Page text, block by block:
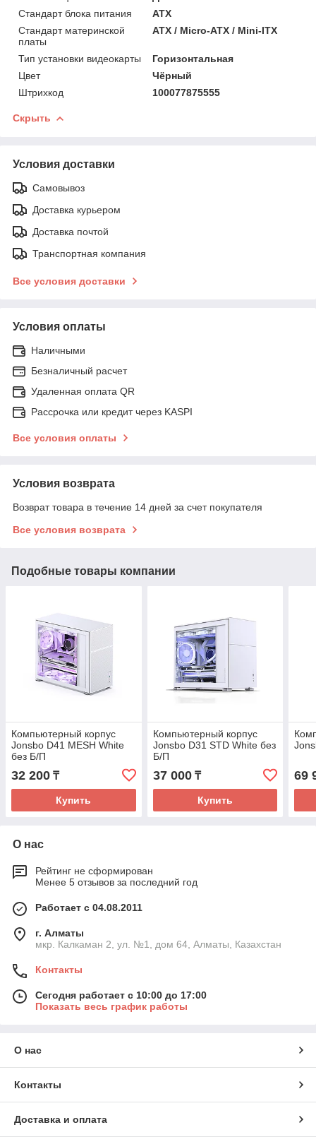
Стандарт блока питания
ATX
Стандарт материнской
платы
ATX / Micro-ATX / Mini-ITX
Тип установки видеокарты
Горизонтальная
Цвет
Чёрный
Штрихкод
100077875555
Скрыть
Условия доставки
Самовывоз
Доставка курьером
Доставка почтой
Транспортная компания
Все условия доставки
Условия оплаты
Наличными
Безналичный расчет
Удаленная оплата QR
Рассрочка или кредит через KASPI
Все условия оплаты
Условия возврата
Возврат товара в течение 14 дней за счет покупателя
Все условия возврата
Подобные товары компании
Компьютерный корпус
Jonsbo D41 MESH White
без Б/П
32 200 ₸
Купить
Компьютерный корпус
Jonsbo D31 STD White без
Б/П
37 000₸
Купить
69
О нас
Рейтинг не сформирован
Менее 5 отзывов за последний год
Работает с 04.08.2011
г. Алматы
мкр. Калкаман 2, ул. №1, дом 64, Алматы, Казахстан
Контакты
Сегодня работает с 10:00 до 17:00
Показать весь график работы
О нас
Контакты
Доставка и оплата